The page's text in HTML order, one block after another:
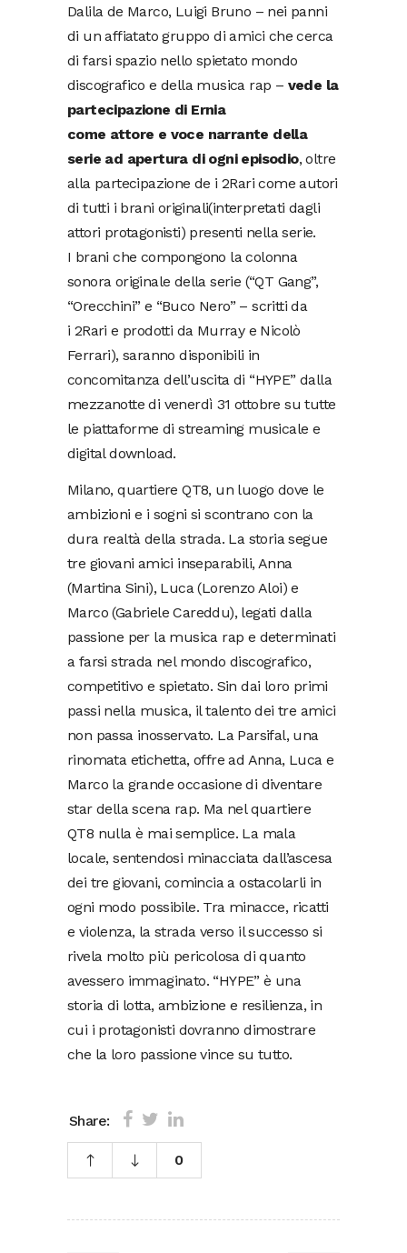
Dalila de Marco, Luigi Bruno – nei panni
di un affiatato gruppo di amici che cerca
di farsi spazio nello spietato mondo
discografico e della musica rap – vede la
partecipazione di Ernia
come attore e voce narrante della
serie ad apertura di ogni episodio, oltre
alla partecipazione de i 2Rari come autori
di tutti i brani originali(interpretati dagli
attori protagonisti) presenti nella serie.
I brani che compongono la colonna
sonora originale della serie (“QT Gang”,
“Orecchini” e “Buco Nero” – scritti da
i 2Rari e prodotti da Murray e Nicolò
Ferrari), saranno disponibili in
concomitanza dell’uscita di “HYPE” dalla
mezzanotte di venerdì 31 ottobre su tutte
le piattaforme di streaming musicale e
digital download.
Milano, quartiere QT8, un luogo dove le
ambizioni e i sogni si scontrano con la
dura realtà della strada. La storia segue
tre giovani amici inseparabili, Anna
(Martina Sini), Luca (Lorenzo Aloi) e
Marco (Gabriele Careddu), legati dalla
passione per la musica rap e determinati
a farsi strada nel mondo discografico,
competitivo e spietato. Sin dai loro primi
passi nella musica, il talento dei tre amici
non passa inosservato. La Parsifal, una
rinomata etichetta, offre ad Anna, Luca e
Marco la grande occasione di diventare
star della scena rap. Ma nel quartiere
QT8 nulla è mai semplice. La mala
locale, sentendosi minacciata dall’ascesa
dei tre giovani, comincia a ostacolarli in
ogni modo possibile. Tra minacce, ricatti
e violenza, la strada verso il successo si
rivela molto più pericolosa di quanto
avessero immaginato. “HYPE” è una
storia di lotta, ambizione e resilienza, in
cui i protagonisti dovranno dimostrare
che la loro passione vince su tutto.
Share:
0